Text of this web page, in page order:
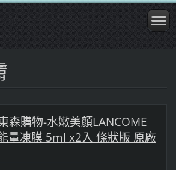
森購物-水嫩美顏LANCOME
量凍膜 5ml x2入 條狀版 原廠